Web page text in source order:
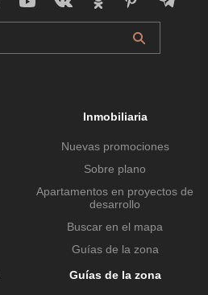
Inmobiliaria
Nuevas promociones
Sobre plano
Apartamentos en proyectos de
desarrollo
Buscar en el mapa
Guías de la zona
Guías de la zona